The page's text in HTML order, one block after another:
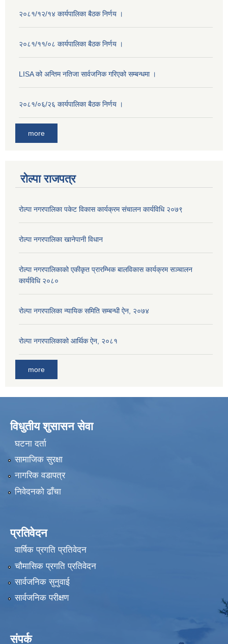
२०८१/१२/१४ कार्यपालिका बैठक निर्णय ।
२०८१/११/०८ कार्यपालिका बैठक निर्णय ।
LISA को अन्तिम नतिजा सार्वजनिक गरिएको सम्बन्धमा ।
२०८१/०६/२६ कार्यपालिका बैठक निर्णय ।
more
रोल्पा राजपत्र
रोल्पा नगरपालिका पकेट विकास कार्यक्रम संचालन कार्यविधि २०७९
रोल्पा नगरपालिका खानेपानी विधान
रोल्पा नगरपालिकाको एकीकृत प्रारम्भिक बालविकास कार्यक्रम सञ्चालन
कार्यविधि २०८०
रोल्पा नगरपालिका न्यायिक समिति सम्बन्धी ऐन, २०७४
रोल्पा नगरपालिकाको आर्थिक ऐन, २०८१
more
विधुतीय शुसासन सेवा
घटना दर्ता
सामाजिक सुरक्षा
नागरिक वडापत्र
निवेदनको ढाँचा
प्रतिवेदन
वार्षिक प्रगति प्रतिवेदन
चौमासिक प्रगति प्रतिवेदन
सार्वजनिक सुनुवाई
सार्वजनिक परीक्षण
संपर्क